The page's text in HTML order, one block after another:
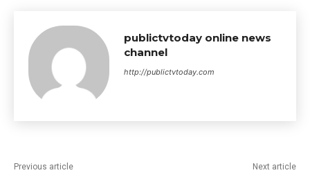
publictvtoday online news
channel
http://publictvtoday.com
Previous article Next article